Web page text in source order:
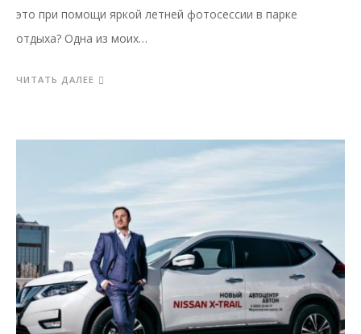
это при помощи яркой летней фотосессии в парке
отдыха? Одна из моих…
ЧИТАТЬ ДАЛЕЕ